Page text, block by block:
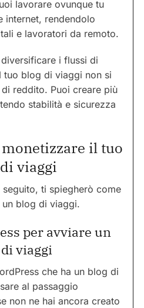
lavorare ovunque tu
internet, rendendolo
e lavoratori da remoto.
i flussi di
tuo blog di viaggi non si
reddito. Puoi creare più
stabilità e sicurezza
il tuo
viaggi
ti spiegherò come
blog di viaggi.
per avviare un
viaggi
che ha un blog di
al passaggio
non ne hai ancora creato